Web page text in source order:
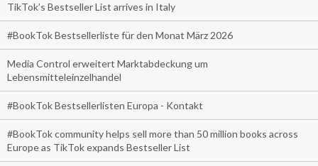
TikTok’s Bestseller List arrives in Italy
#BookTok Bestsellerliste für den Monat März 2026
Media Control erweitert Marktabdeckung um
Lebensmitteleinzelhandel
#BookTok Bestsellerlisten Europa - Kontakt
#BookTok community helps sell more than 50 million books across
Europe as TikTok expands Bestseller List